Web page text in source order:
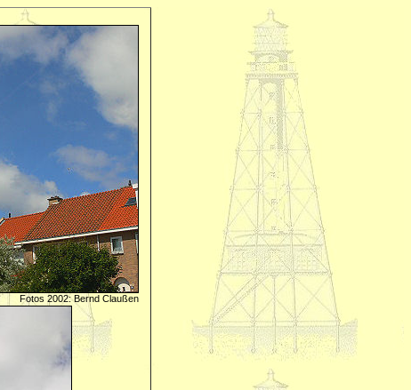
Fotos 2002: Bernd Claußen